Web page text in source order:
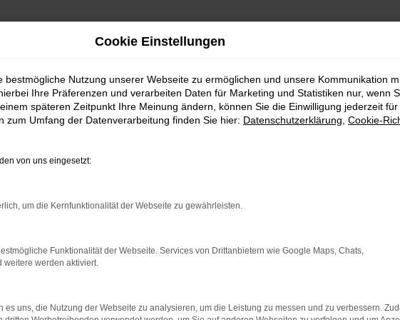
das Laden bestimmter Seiten verhindern. Funktioniert die Seite in
Cookie Einstellungen
bestmögliche Nutzung unserer Webseite zu ermöglichen und unsere Kommunikation
Ihre Präferenzen und verarbeiten Daten für Marketing und Statistiken nur, wenn
späteren Zeitpunkt Ihre Meinung ändern, können Sie die Einwilligung jederzeit
zum Umfang der Datenverarbeitung finden Sie hier: Datenschutzerklärung Cookie-
von uns eingesetzt:
um die Kernfunktionalität der Webseite zu gewährleisten.
Funktionalität der Webseite. Services von Drittanbietern wie Google Maps, Chats,
weitere werden aktiviert.
es uns, die Nutzung der Webseite zu analysieren, um die Leistung zu messen und zu verbessern.